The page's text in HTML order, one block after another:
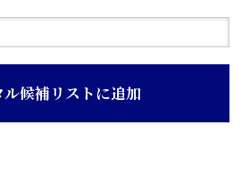
ル候補リストに追加